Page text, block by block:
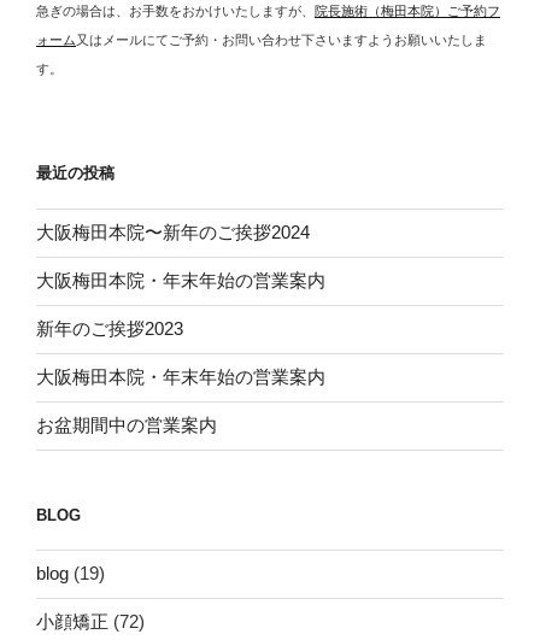
急ぎの場合は、お手数をおかけいたしますが、 院長施術（梅田本院）ご予約フ
ォーム又はメールにてご予約・お問い合わせ下さいますようお願いいたしま
す。
最近の投稿
大阪梅田本院〜新年のご挨拶2024
大阪梅田本院・年末年始の営業案内
新年のご挨拶2023
大阪梅田本院・年末年始の営業案内
お盆期間中の営業案内
BLOG
blog (19)
小顔矯正 (72)